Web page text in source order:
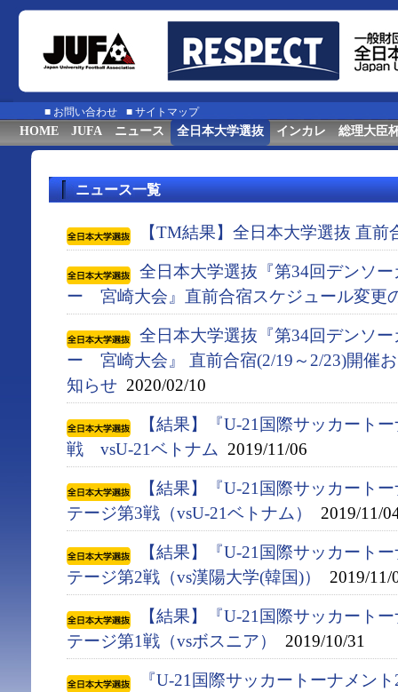
■ お問い合わせ ■ サイトマップ
HOME JUFA ニュース 全日本大学選抜 インカレ 総理大臣
ニュース一覧
【TM結果】全日本大学選抜 直前
全日本大学選抜『第34回デンソ
ー 宮崎大会』直前合宿スケジュール変更
全日本大学選抜『第34回デンソ
ー 宮崎大会』 直前合宿(2/19～2/23)開催
知らせ 2020/02/10
【結果】『U-21国際サッカート
戦 vsU-21ベトナム 2019/11/06
【結果】『U-21国際サッカート
テージ第3戦（vsU-21ベトナム）
2019/11/
【結果】『U-21国際サッカート
テージ第2戦（vs漢陽大学(韓国)）
2019/11/
【結果】『U-21国際サッカート
テージ第1戦（vsボスニア）
2019/10/31
『U-21国際サッカートーナメン